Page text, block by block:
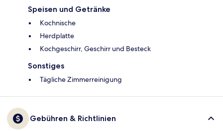
Speisen und Getränke
Kochnische
Herdplatte
Kochgeschirr, Geschirr und Besteck
Sonstiges
Tägliche Zimmerreinigung
Gebühren & Richtlinien